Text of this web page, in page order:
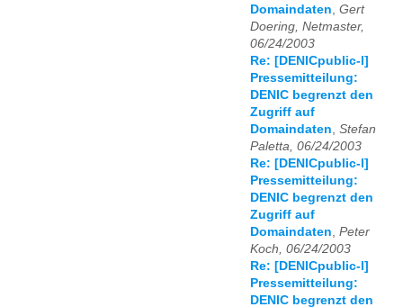
Domaindaten Gert
Doering, Netmaster,
06/24/2003
Re: [DENICpublic-l]
Pressemitteilung:
DENIC begrenzt den
Zugriff auf
Domaindaten Stefan
Paletta, 06/24/2003
Re: [DENICpublic-l]
Pressemitteilung:
DENIC begrenzt den
Zugriff auf
Domaindaten Peter
Koch, 06/24/2003
Re: [DENICpublic-l]
Pressemitteilung:
DENIC begrenzt den